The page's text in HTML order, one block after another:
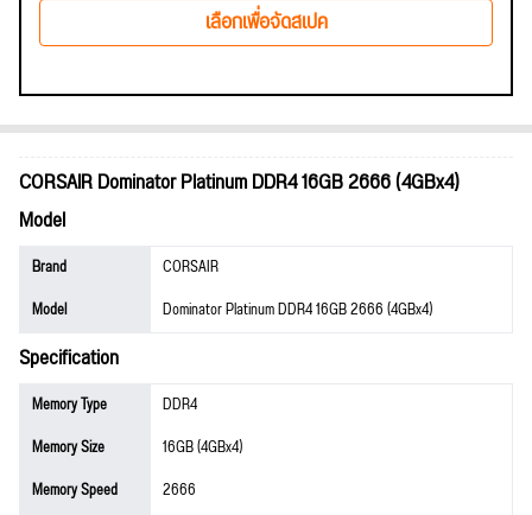
เลือกเพื่อจัดสเปค
CORSAIR Dominator Platinum DDR4 16GB 2666 (4GBx4)
Model
Brand
CORSAIR
Model
Dominator Platinum DDR4 16GB 2666 (4GBx4)
Specification
Memory Type
DDR4
Memory Size
16GB (4GBx4)
Memory Speed
2666